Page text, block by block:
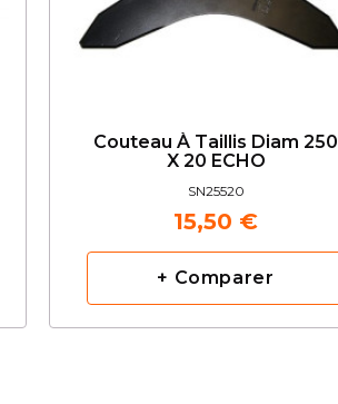
Couteau À Taillis Diam 250
X 20 ECHO
SN25520
15,50 €
+ Comparer